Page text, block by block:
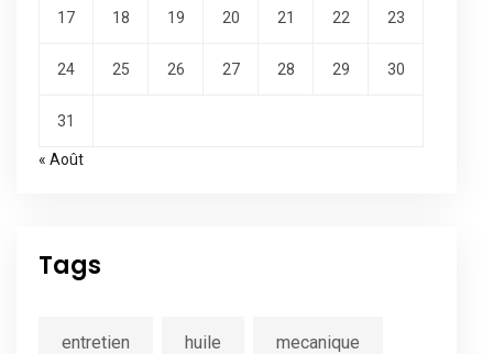
17 18 19 20 21 22 23
24 25 26 27 28 29 30
31
« Août
Tags
entretien huile mecanique